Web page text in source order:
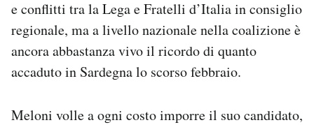
e conflitti tra la Lega e Fratelli d’Italia in consiglio
regionale, ma a livello nazionale nella coalizione è
ancora abbastanza vivo il ricordo di quanto
accaduto in Sardegna lo scorso febbraio.
Meloni volle a ogni costo imporre il suo candidato,